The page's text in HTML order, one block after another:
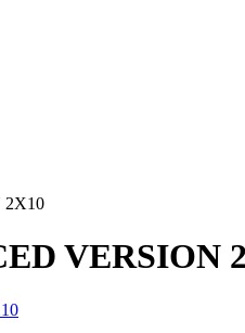
2X10
VERSION